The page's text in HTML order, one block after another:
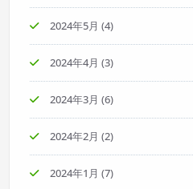
2024年5月 (4)
2024年4月 (3)
2024年3月 (6)
2024年2月 (2)
2024年1月 (7)